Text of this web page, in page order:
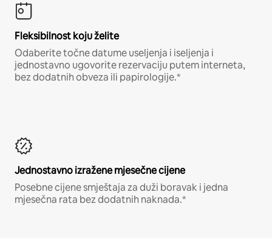
Fleksibilnost koju želite
Odaberite točne datume useljenja i iseljenja i
jednostavno ugovorite rezervaciju putem interneta,
bez dodatnih obveza ili papirologije.*
Jednostavno izražene mjesečne cijene
Posebne cijene smještaja za duži boravak i jedna
mjesečna rata bez dodatnih naknada.*